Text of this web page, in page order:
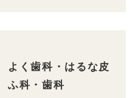
よく歯科・はるな皮
ふ科・歯科